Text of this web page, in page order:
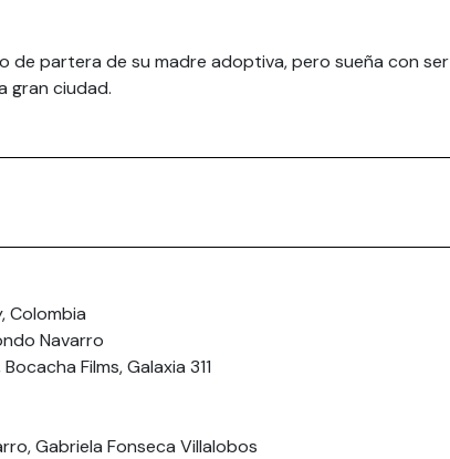
de partera de su madre adoptiva, pero sueña con ser
gran ciudad.
Colombia
Navarro
Films, Galaxia 311
Gabriela Fonseca Villalobos